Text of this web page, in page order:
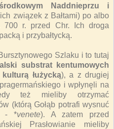
Naddnieprzu i
związek z Bałtami) po albo
r. przed Chr. Ich droga
i przybałtycką.
Szlaku i to tutaj
substrat kentumowych
kulturą łużycką), a z drugiej
i wpłynęli na
też mieliby otrzymać
(którą Gołąb potrafi wysnuć
- *venete). A zatem przed
Prasłowianie mieliby